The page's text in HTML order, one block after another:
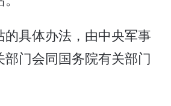
具体办法，由中央军事
门会同国务院有关部门